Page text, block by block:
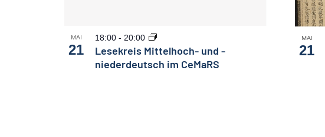
MAI
21
Lesekreis Mittelhoch- und -
niederdeutsch im CeMaRS
18:00 - 20:00 MAI
21